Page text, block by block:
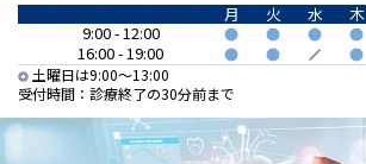
月 火 水 木
9:00 - 12:00
16:00 - 19:00
土曜日は9:00〜13:00
受付時間： 診療終了の30分前まで